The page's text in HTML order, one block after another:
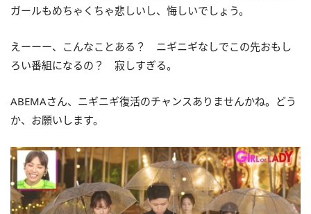
ガールもめちゃくちゃ悲しいし、悔しいでしょう。
えーーー、こんなことある？ ニギニギなしでこの先おもし
ろい番組になるの？ 寂しすぎる。
ABEMAさん、ニギニギ復活のチャンスありませんかね。どう
か、お願いします。